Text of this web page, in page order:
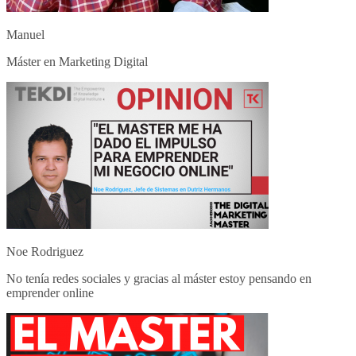
Manuel
Máster en Marketing Digital
Noe Rodriguez
No tenía redes sociales y gracias al máster estoy pensando en
emprender online